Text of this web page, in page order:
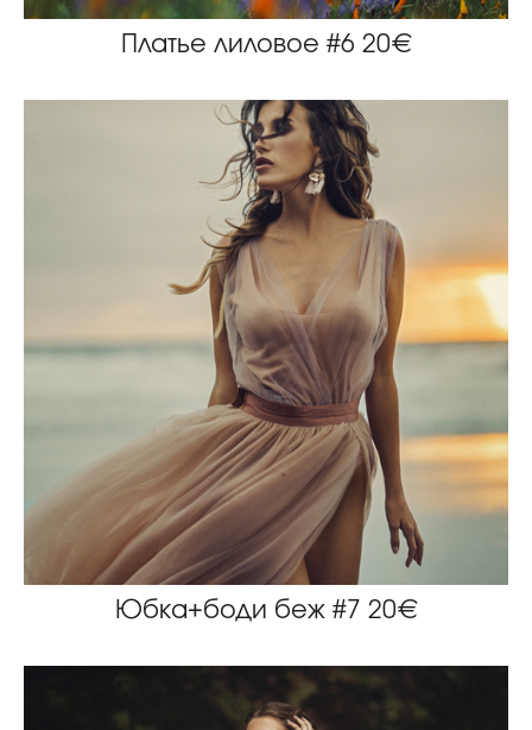
Платье лиловое #6 20€
Юбка+боди беж #7 20€